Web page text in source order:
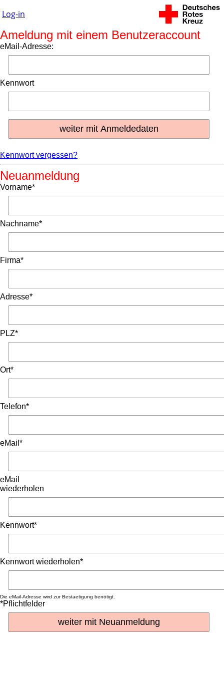
Log-in
Ameldung mit einem Benutzeraccount
eMail-Adresse:
Kennwort
Kennwort vergessen?
Neuanmeldung
Vorname*
Nachname*
Firma*
Adresse*
PLZ*
Ort*
Telefon*
eMail*
eMail
wiederholen
Kennwort*
Kennwort wiederholen*
Die eMail-Adresse wird zur Bestaetigung benötigt.
*Pflichtfelder